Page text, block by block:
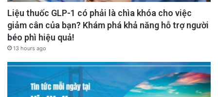
Liệu thuốc GLP-1 có phải là chìa khóa cho việc
giảm cân của bạn? Khám phá khả năng hỗ trợ người
béo phì hiệu quả!
13 hours ago